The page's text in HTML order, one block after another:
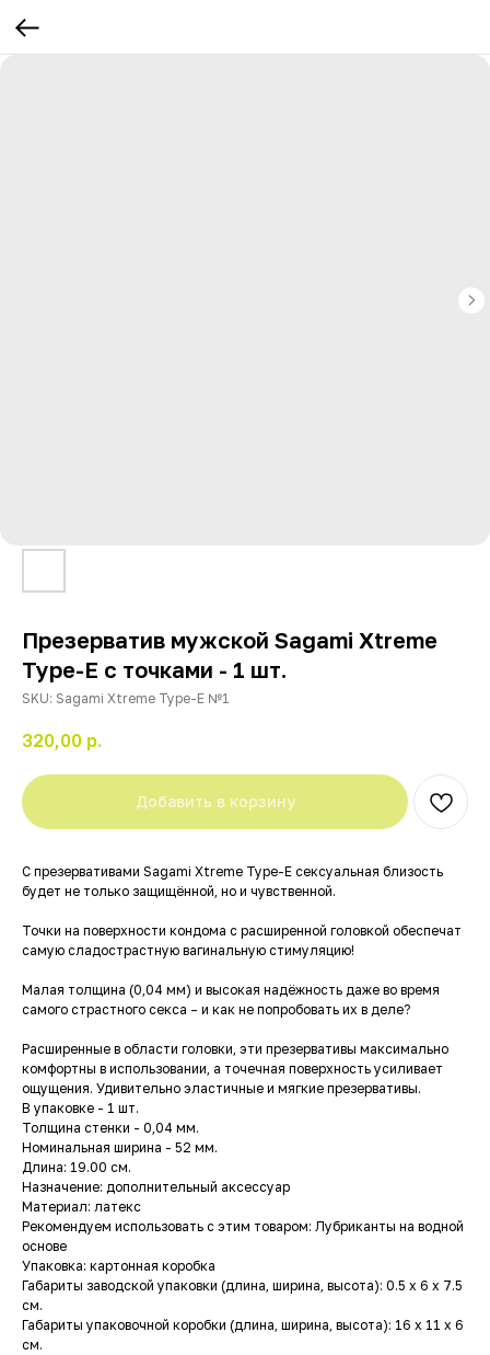
Презерватив мужской Sagami Xtreme
Type-E с точками - 1 шт.
SKU: Sagami Xtreme Type-E №1
320,00 р.
Добавить в корзину
С презервативами Sagami Xtreme Type-E сексуальная близость
будет не только защищённой, но и чувственной.
Точки на поверхности кондома с расширенной головкой обеспечат
самую сладострастную вагинальную стимуляцию!
Малая толщина (0,04 мм) и высокая надёжность даже во время
самого страстного секса – и как не попробовать их в деле?
Расширенные в области головки, эти презервативы максимально
комфортны в использовании, а точечная поверхность усиливает
ощущения. Удивительно эластичные и мягкие презервативы.
В упаковке - 1 шт.
Толщина стенки - 0,04 мм.
Номинальная ширина - 52 мм.
Длина: 19.00 см.
Назначение: дополнительный аксессуар
Материал: латекс
Рекомендуем использовать с этим товаром: Лубриканты на водной
основе
Упаковка: картонная коробка
Габариты заводской упаковки (длина, ширина, высота): 0.5 x 6 x 7.5
см.
Габариты упаковочной коробки (длина, ширина, высота): 16 x 11 x 6
см.